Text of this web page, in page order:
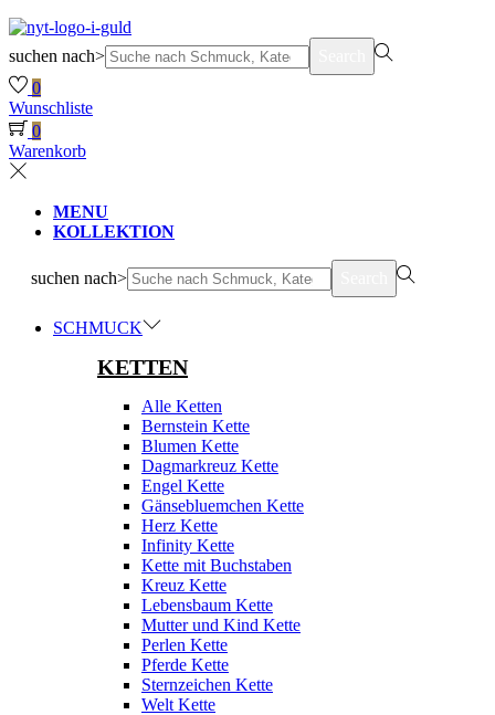
suchen nach>
0
Wunschliste
0
Warenkorb
MENU
KOLLEKTION
suchen nach>
SCHMUCK
KETTEN
Alle Ketten
Bernstein Kette
Blumen Kette
Dagmarkreuz Kette
Engel Kette
Gänsebluemchen Kette
Herz Kette
Infinity Kette
Kette mit Buchstaben
Kreuz Kette
Lebensbaum Kette
Mutter und Kind Kette
Perlen Kette
Pferde Kette
Sternzeichen Kette
Welt Kette